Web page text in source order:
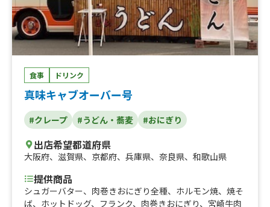
食事 ドリンク
真味キャブオーバー号
#クレープ #うどん・蕎麦 #おにぎり
出店希望都道府県
大阪府、 滋賀県、 京都府、 兵庫県、 奈良県、 和歌山県
提供商品
シュガーバター、肉巻きおにぎり全種、ホルモン焼、焼そ
ば、ホットドッグ、フランク、肉巻きおにぎり、宮崎牛肉